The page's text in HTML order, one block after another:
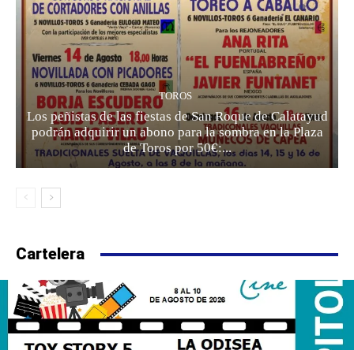
TOROS
Los peñistas de las fiestas de San Roque de Calatayud
podrán adquirir un abono para la sombra en la Plaza
de Toros por 50€:...
Cartelera